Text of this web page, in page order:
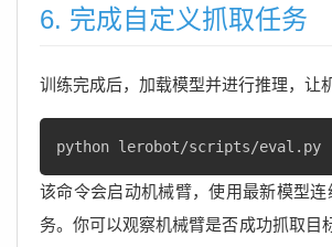
6. 完成自定义抓取任务
训练完成后，加载模型并进行推理，让
python lerobot/scripts/eval.py
该命令会启动机械臂，使用最新模型
务。你可以观察机械臂是否成功抓取目